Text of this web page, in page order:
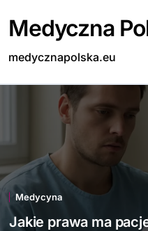
content
Medyczna
medycznapolska.eu
Medycyna
Jakie prawa ma